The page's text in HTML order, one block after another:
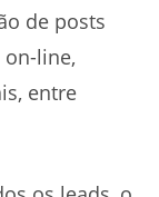
de posts
line,
entre